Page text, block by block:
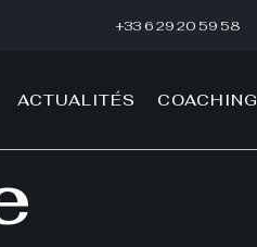
+33 6 29 20 59 58
ACTUALITÉS COACHING